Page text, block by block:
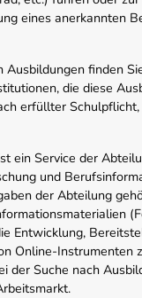
eines anerkannten
Ausbildungen finden
die diese
erfüllter Schulpflicht,
ein Service der
und
der Abteilung
Entwicklung,
Online-Instrumenten
der Suche nach